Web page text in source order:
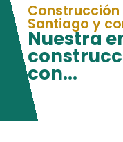
Santiago y
Nuestra
con...